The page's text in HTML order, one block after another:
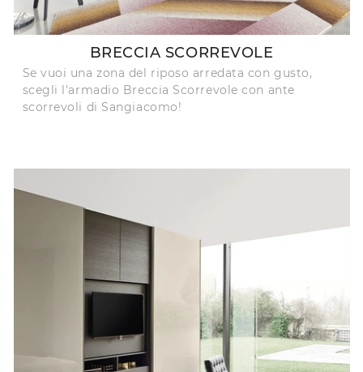
BRECCIA SCORREVOLE
Se vuoi una zona del riposo arredata con gusto,
scegli l'armadio Breccia Scorrevole con ante
scorrevoli di Sangiacomo!